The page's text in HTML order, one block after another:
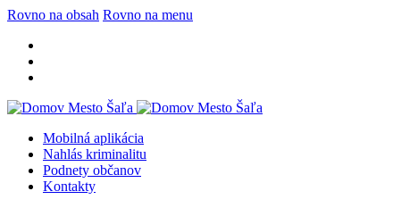
Rovno na obsah Rovno na menu
Mobilná aplikácia
Nahlás kriminalitu
Podnety občanov
Kontakty